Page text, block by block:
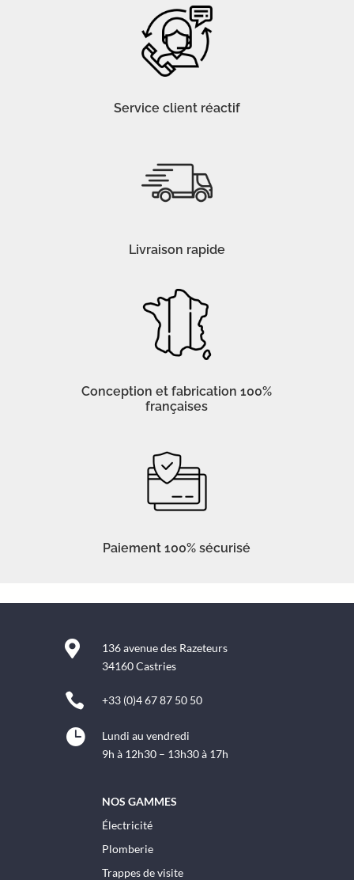
Service client réactif
Livraison rapide
Conception et fabrication 100%
françaises
Paiement 100% sécurisé

136 avenue des Razeteurs
34160 Castries
 +33 (0)4 67 87 50 50

Lundi au vendredi
9h à 12h30 – 13h30 à 17h
NOS GAMMES
Électricité
Plomberie
Trappes de visite